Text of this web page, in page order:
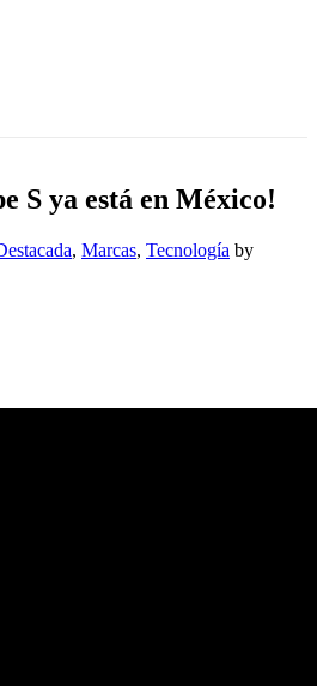
S ya está en México!
, Marcas, Tecnología by